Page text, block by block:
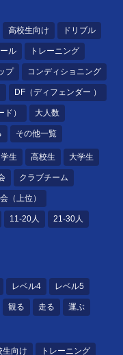
高校生向け ドリブル
ル トレーニング
プ コンディショニング
DF（ディフェンダー ）
） 大人数
その他一覧
生 高校生 大学生
クラブチーム
（上位）
11-20人 21-30人
レベル4 レベル5
観る 走る 運ぶ
生向け トレーニング